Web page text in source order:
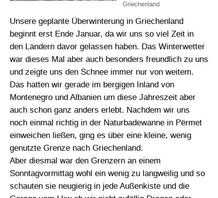
Griechenland
Unsere geplante Überwinterung in Griechenland
beginnt erst Ende Januar, da wir uns so viel Zeit in
den Ländern davor gelassen haben. Das Winterwetter
war dieses Mal aber auch besonders freundlich zu uns
und zeigte uns den Schnee immer nur von weitem.
Das hatten wir gerade im bergigen Inland von
Montenegro und Albanien um diese Jahreszeit aber
auch schon ganz anders erlebt. Nachdem wir uns
noch einmal richtig in der Naturbadewanne in Përmet
einweichen ließen, ging es über eine kleine, wenig
genutzte Grenze nach Griechenland.
Aber diesmal war den Grenzern an einem
Sonntagvormittag wohl ein wenig zu langweilig und so
schauten sie neugierig in jede Außenkiste und die